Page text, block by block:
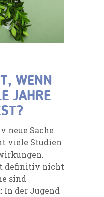
WENN
JAHRE
neue Sache
viele Studien
definitiv nicht
sind
In der Jugend